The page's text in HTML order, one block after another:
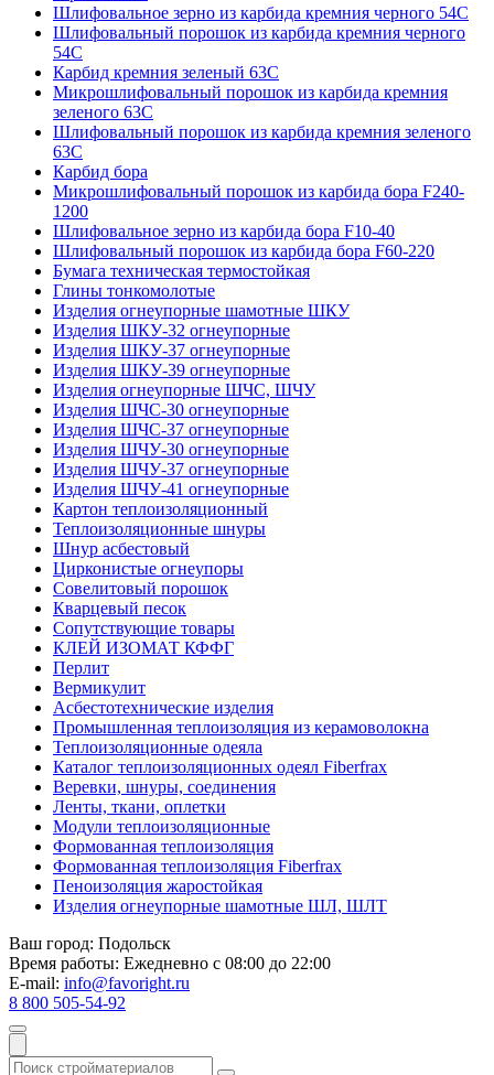
Шлифовальное зерно из карбида кремния черного 54C
Шлифовальный порошок из карбида кремния черного
54С
Карбид кремния зеленый 63С
Микрошлифовальный порошок из карбида кремния
зеленого 63С
Шлифовальный порошок из карбида кремния зеленого
63С
Карбид бора
Микрошлифовальный порошок из карбида бора F240-
1200
Шлифовальное зерно из карбида бора F10-40
Шлифовальный порошок из карбида бора F60-220
Бумага техническая термостойкая
Глины тонкомолотые
Изделия огнеупорные шамотные ШКУ
Изделия ШКУ-32 огнеупорные
Изделия ШКУ-37 огнеупорные
Изделия ШКУ-39 огнеупорные
Изделия огнеупорные ШЧС, ШЧУ
Изделия ШЧС-30 огнеупорные
Изделия ШЧС-37 огнеупорные
Изделия ШЧУ-30 огнеупорные
Изделия ШЧУ-37 огнеупорные
Изделия ШЧУ-41 огнеупорные
Картон теплоизоляционный
Теплоизоляционные шнуры
Шнур асбестовый
Цирконистые огнеупоры
Совелитовый порошок
Кварцевый песок
Сопутствующие товары
КЛЕЙ ИЗОМАТ КФФГ
Перлит
Вермикулит
Асбесто­технические изделия
Промышленная теплоизоляция из керамоволокна
Теплоизоляционные одеяла
Каталог теплоизоляционных одеял Fiberfrax
Веревки, шнуры, соединения
Ленты, ткани, оплетки
Модули теплоизоляционные
Формованная теплоизоляция
Формованная теплоизоляция Fiberfrax
Пеноизоляция жаростойкая
Изделия огнеупорные шамотные ШЛ, ШЛТ
Ваш город: Подольск
Время работы: Ежедневно с 08:00 до 22:00
E-mail: info@favoright.ru
8 800 505-54-92